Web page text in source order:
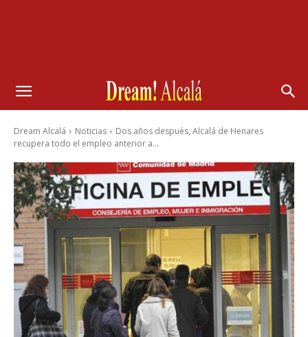
Dream Alcalá Noticias
Dos años después, Alcalá de Henares
recupera todo el empleo anterior a...